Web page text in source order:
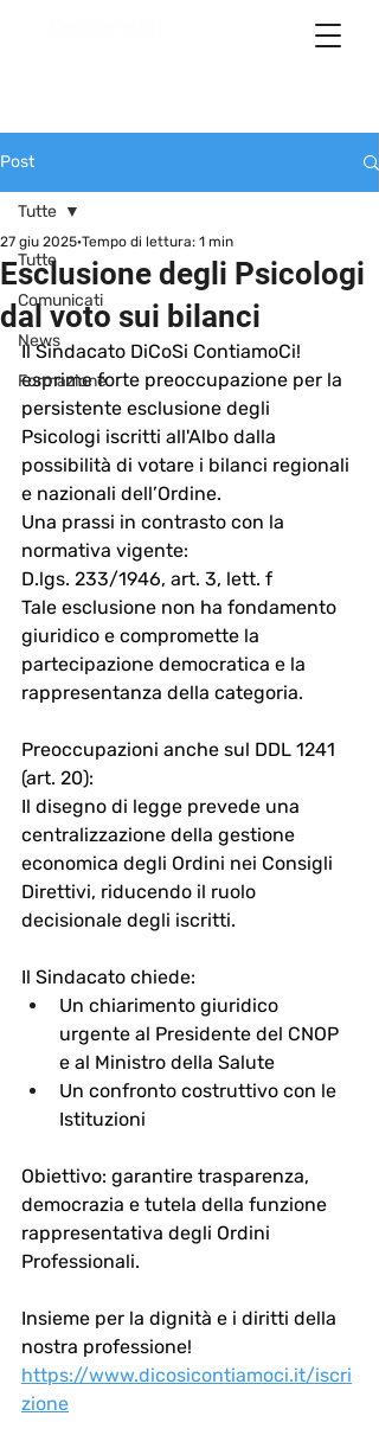
Post
Tutte
Comunicati
News
Formazione
Tutte
Esclusione degli Psicologi
dal voto sui bilanci
27 giu 2025 Tempo di lettura: 1 min
Il Sindacato DiCoSi ContiamoCi!
esprime forte preoccupazione per la
persistente esclusione degli
Psicologi iscritti all'Albo dalla
possibilità di votare i bilanci regionali
e nazionali dell’Ordine.
Una prassi in contrasto con la
normativa vigente:
D.lgs. 233/1946, art. 3, lett. f
Tale esclusione non ha fondamento
giuridico e compromette la
partecipazione democratica e la
rappresentanza della categoria.
Preoccupazioni anche sul DDL 1241
(art. 20):
Il disegno di legge prevede una
centralizzazione della gestione
economica degli Ordini nei Consigli
Direttivi, riducendo il ruolo
decisionale degli iscritti.
Il Sindacato chiede:
Un chiarimento giuridico
urgente al Presidente del CNOP
e al Ministro della Salute
Un confronto costruttivo con le
Istituzioni
Obiettivo: garantire trasparenza,
democrazia e tutela della funzione
rappresentativa degli Ordini
Professionali.
Insieme per la dignità e i diritti della
nostra professione!
https://www.dicosicontiamoci.it/iscri
zione